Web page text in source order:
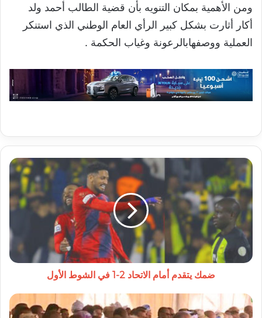
ومن الأهمية بمكان التنويه بأن قضية الطالب أحمد ولد
أكار أثارت بشكل كبير الرأي العام الوطني الذي استنكر
العملية ووصفهابالرعونة وغياب الحكمة .
ضمك
يتقدم
أمام
الاتحاد
2-
في
الشوط
الأول
ضمك يتقدم أمام الاتحاد 2-1 في الشوط الأول
الرئيس
غزواني